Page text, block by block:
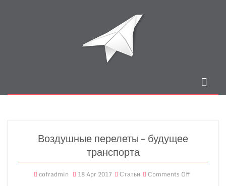
Воздушные перелеты – будущее
транспорта
cofradmin 18 Apr 2017 Статьи Comments Off